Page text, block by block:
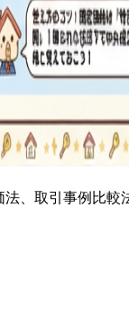
、取引事例比